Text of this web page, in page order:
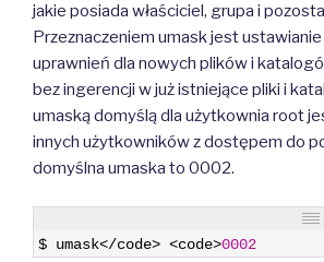
jakie posiada właściciel, grupa i
Przeznaczeniem umask jest
uprawnień dla nowych plików i
bez ingerencji w już istniejące pliki i
umaską domyślą dla użytkownia root
innych użytkowników z dostępem do
domyślna umaska to 0002.
$ umask</code> <code>0002